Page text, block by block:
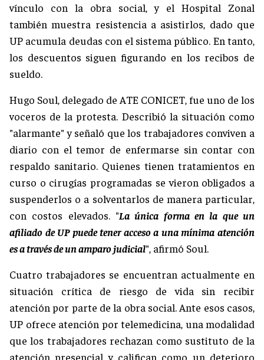
vínculo con la obra social, y el Hospital Zonal
también muestra resistencia a asistirlos, dado que
UP acumula deudas con el sistema público. En tanto,
los descuentos siguen figurando en los recibos de
sueldo.
Hugo Soul, delegado de ATE CONICET, fue uno de los
voceros de la protesta. Describió la situación como
"alarmante" y señaló que los trabajadores conviven a
diario con el temor de enfermarse sin contar con
respaldo sanitario. Quienes tienen tratamientos en
curso o cirugías programadas se vieron obligados a
suspenderlos o a solventarlos de manera particular,
con costos elevados. "La única forma en la que un
afiliado de UP puede tener acceso a una mínima atención
es a través de un amparo judicial", afirmó Soul.
Cuatro trabajadores se encuentran actualmente en
situación crítica de riesgo de vida sin recibir
atención por parte de la obra social. Ante esos casos,
UP ofrece atención por telemedicina, una modalidad
que los trabajadores rechazan como sustituto de la
atención presencial y califican como un deterioro